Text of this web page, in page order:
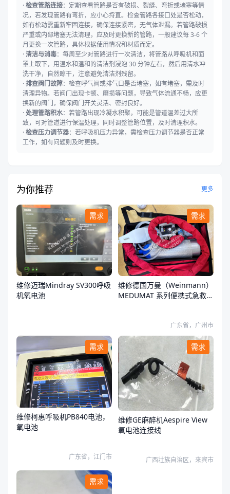
·检查管路连接：定期查看管路是否有破损、裂缝、弯折或堵塞等情
况，若发现管路有弯折，应小心捋直。检查管路各接口处是否松动，
如有松动需重新牢固连接，确保连接紧密，无气体泄漏。若管路破损
严重或内部堵塞无法清理，应及时更换新的管路，一般建议每 3-6 个
月更换一次管路，具体根据使用情况和材质而定。
·清洁与消毒：每周至少对管路进行一次清洁，将管路从呼吸机和面
罩上取下，用温水和温和的清洁剂浸泡 30 分钟左右，然后用清水冲
洗干净，自然晾干，注意避免清洁剂残留。
·排查阀门故障：检查呼气阀或排气口是否堵塞，如有堵塞，需及时
清理异物。若阀门出现卡顿、磨损等问题，导致气体流通不畅，应更
换新的阀门，确保阀门开关灵活、密封良好。
·处理管路积水：若管路出现冷凝水积聚，可能是管道温差过大所
致，可对管道进行保温处理，同时调整管路位置，及时清理积水。
·检查压力调节器：若呼吸机压力异常，需检查压力调节器是否正常
工作，如有问题则及时更换。
为你推荐 更多
需求
维修迈瑞Mindray SV300呼吸
机氧电池
需求
维修德国万曼（Weinmann）
MEDUMAT 系列便携式急救转
广东省，广州市
需求
维修柯惠呼吸机PB840电池，
氧电池
广东省，江门市
需求
维修GE麻醉机Aespire View
氧电池连接线
广西壮族自治区，来宾市
需求